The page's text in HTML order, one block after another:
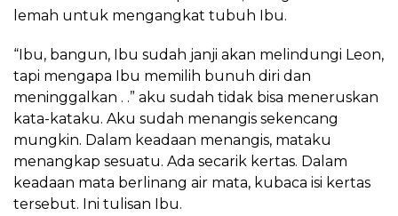
lemah untuk mengangkat tubuh Ibu.
“Ibu, bangun, Ibu sudah janji akan melindungi Leon,
tapi mengapa Ibu memilih bunuh diri dan
meninggalkan . .” aku sudah tidak bisa meneruskan
kata-kataku. Aku sudah menangis sekencang
mungkin. Dalam keadaan menangis, mataku
menangkap sesuatu. Ada secarik kertas. Dalam
keadaan mata berlinang air mata, kubaca isi kertas
tersebut. Ini tulisan Ibu.